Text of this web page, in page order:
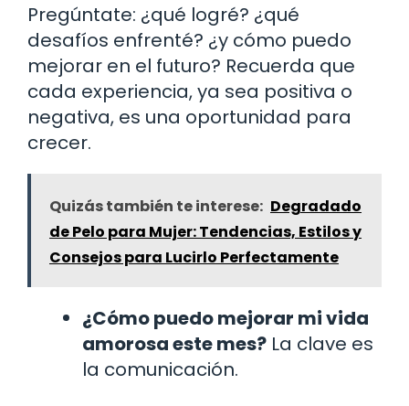
Pregúntate: ¿qué logré? ¿qué
desafíos enfrenté? ¿y cómo puedo
mejorar en el futuro? Recuerda que
cada experiencia, ya sea positiva o
negativa, es una oportunidad para
crecer.
Quizás también te interese: Degradado
de Pelo para Mujer: Tendencias, Estilos y
Consejos para Lucirlo Perfectamente
¿Cómo puedo mejorar mi vida
amorosa este mes? La clave es
la comunicación.